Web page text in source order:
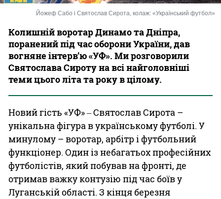
Йожеф Сабо і Святослав Сирота, колаж: «Український футбол»
Колишній воротар Динамо та Дніпра,
поранений під час оборони України, дав
вогняне інтерв’ю «УФ». Ми розговорили
Святослава Сироту на всі найголовніші
теми цього літа та року в цілому.
Новий гість «УФ» ‒ Святослав Сирота –
унікальна фігура в українському футболі. У
минулому – воротар, арбітр і футбольний
функціонер. Один із небагатьох професійних
футболістів, який побував на фронті, де
отримав важку контузію під час боїв у
Луганській області. З кінця березня